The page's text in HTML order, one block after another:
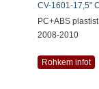
CV-1601-17,5"
PC+ABS
2008-2010
Rohkem infot